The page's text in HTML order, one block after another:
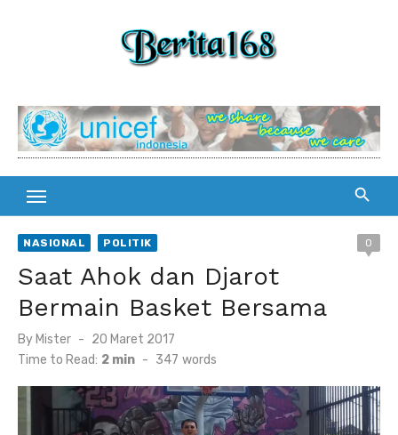
NASIONAL POLITIK 0
Saat Ahok dan Djarot
Bermain Basket Bersama
By Mister
Posted
on
20 Maret 2017
Time to Read: 2 min - 347 words